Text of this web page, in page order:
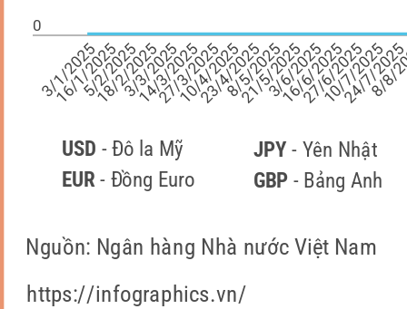
0
3/1/2025
16/1/2025
5/2/2025
18/2/2025
3/3/2025
14/3/2025
27/3/2025
10/4/2025
23/4/2025
8/5/2025
21/5/2025
3/6/2025
16/6/2025
27/6/2025
10/7/2025
24/7/2025
8/8/
USD - Đô la Mỹ
EUR - Đồng Euro
JPY - Yên Nhật
GBP - Bảng Anh
Nguồn: Ngân hàng Nhà nước Việt Nam
https://infographics.vn/